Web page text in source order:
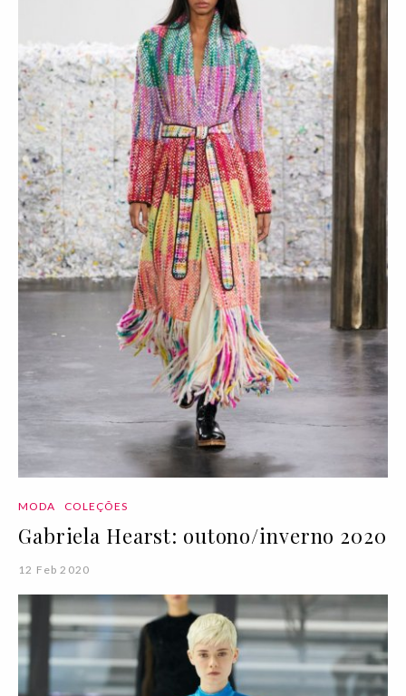
MODA COLEÇÕES
Gabriela Hearst: outono/inverno 2020
12 Feb 2020